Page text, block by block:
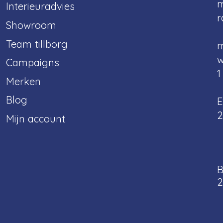
Interieuradvies
Showroom
Team tillborg
Campaigns
Merken
Blog
Mijn account